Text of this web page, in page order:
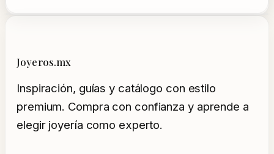
Joyeros.mx
Inspiración, guías y catálogo con estilo
premium. Compra con confianza y aprende a
elegir joyería como experto.